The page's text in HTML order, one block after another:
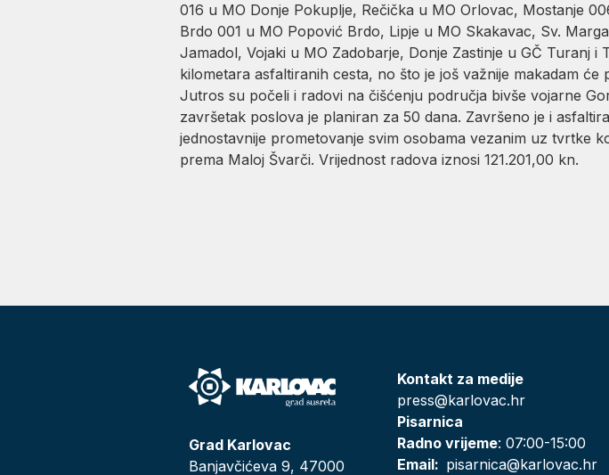
016 u MO Donje Pokuplje, Rečička u MO Orlovac, Mostanje
Brdo 001 u MO Popović Brdo, Lipje u MO Skakavac, Sv.
Jamadol, Vojaki u MO Zadobarje, Donje Zastinje u GČ Turanj
kilometara asfaltiranih cesta, no što je još važnije makadam
Jutros su počeli i radovi na čišćenju područja bivše vojarne
završetak poslova je planiran za 50 dana. Završeno je i
jednostavnije prometovanje svim osobama vezanim uz tvrtke
prema Maloj Švarči. Vrijednost radova iznosi 121.201,00 kn.
Grad Karlovac
Banjavčićeva 9, 47000
Kontakt za medije
press@karlovac.hr
Pisarnica
Radno vrijeme: 07:00-15:00
Email: pisarnica@karlovac.hr